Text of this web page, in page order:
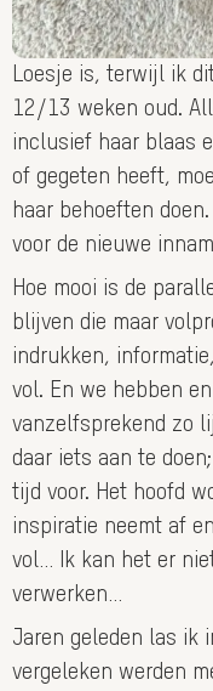
Loesje is, terwijl ik
12/13 weken oud.
inclusief haar blaas
of gegeten heeft,
haar behoeften
voor de nieuwe
Hoe mooi is de
blijven die maar
indrukken,
vol. En we hebben
vanzelfsprekend zo
daar iets aan te
tijd voor. Het hoofd
inspiratie neemt af
vol… Ik kan het er
verwerken…
Jaren geleden las ik
vergeleken werden